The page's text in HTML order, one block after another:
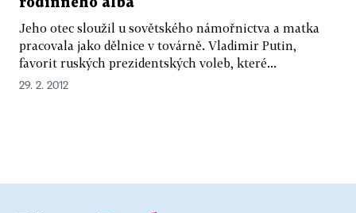
Jeho otec sloužil u sovětského námořnictva a matka
pracovala jako dělnice v továrně. Vladimir Putin,
favorit ruských prezidentských voleb, které...
29. 2. 2012